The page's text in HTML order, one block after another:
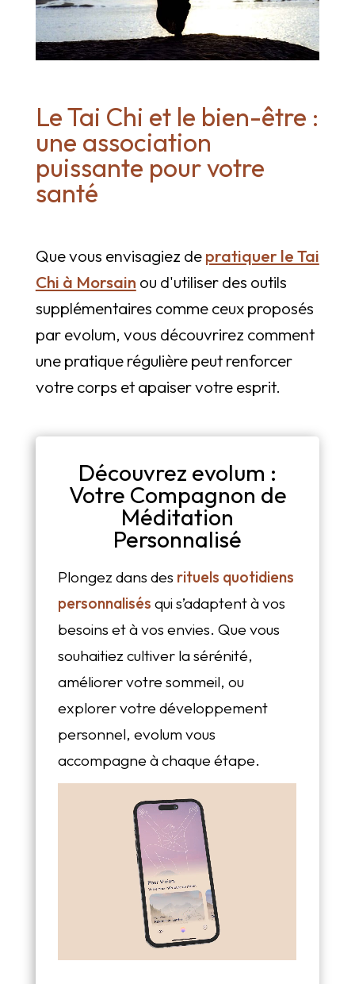
Le Tai Chi et le bien-être :
une association
puissante pour votre
santé
Que vous envisagiez depratiquer le Tai
Chi à Morsain ou d'utiliser des outils
supplémentaires comme ceux proposés
par evolum, vous découvrirez comment
une pratique régulière peut renforcer
votre corps et apaiser votre esprit.
Découvrez evolum :
Votre Compagnon de
Méditation
Personnalisé
Plongez dans des rituels quotidiens
personnalisés qui s’adaptent à vos
besoins et à vos envies. Que vous
souhaitiez cultiver la sérénité,
améliorer votre sommeil, ou
explorer votre développement
personnel, evolum vous
accompagne à chaque étape.